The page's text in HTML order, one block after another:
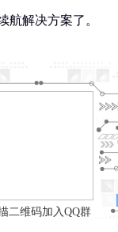
航解决方案了。
二维码加入QQ群